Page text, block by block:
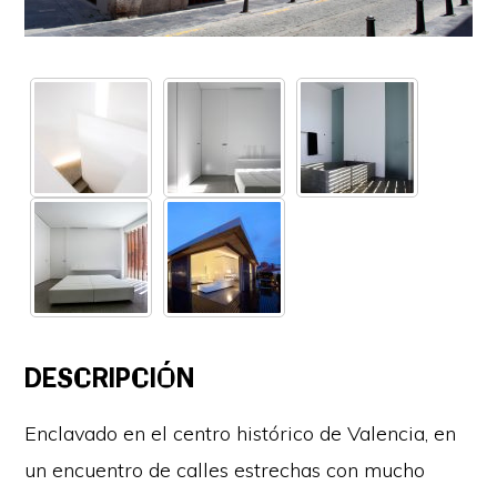
DESCRIPCIÓN
Enclavado en el centro histórico de Valencia, en
un encuentro de calles estrechas con mucho